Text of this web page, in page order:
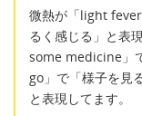
微熱が「light
るく感じる」と表
some medicine」
go」で「様子を見
と表現してます。